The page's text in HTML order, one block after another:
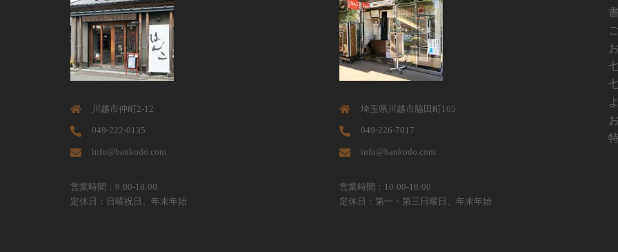
川越市仲町2-12
049-222-0135
info@bankodo.com
営業時間：9:00-18:00
定休日：日曜祝日、年末年始
埼玉県川越市脇田町105
049-226-7017
info@bankodo.com
営業時間：10:00-18:00
定休日：第一・第三日曜日、年末年始